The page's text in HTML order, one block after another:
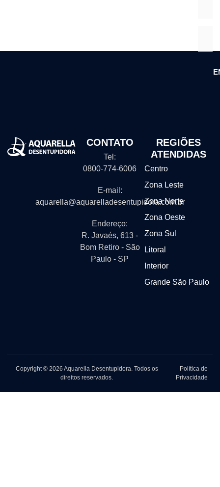
CONTATO
Tel:
0800-774-6006
E-mail:
aquarella@aquarelladesentupidora.com.br
Endereço:
R. Javaés, 613 -
Bom Retiro - São
Paulo - SP
REGIÕES
ATENDIDAS
Centro
Zona Leste
Zona Norte
Zona Oeste
Zona Sul
Litoral
Interior
Grande São Paulo
Copyright © 2026 Aquarella Desentupidora. Todos os
direitos reservados.
Política de
Privacidade